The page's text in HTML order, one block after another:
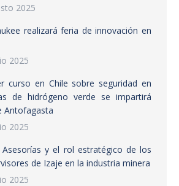
2025
realizará feria de innovación en
2025
curso en Chile sobre seguridad en
de hidrógeno verde se impartirá
Antofagasta
2025
Asesorías y el rol estratégico de los
de Izaje en la industria minera
2025